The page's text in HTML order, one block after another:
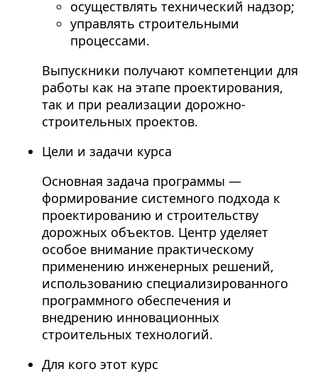
осуществлять технический надзор;
управлять строительными
процессами.
Выпускники получают компетенции для
работы как на этапе проектирования,
так и при реализации дорожно-
строительных проектов.
Цели и задачи курса
Основная задача программы —
формирование системного подхода к
проектированию и строительству
дорожных объектов. Центр уделяет
особое внимание практическому
применению инженерных решений,
использованию специализированного
программного обеспечения и
внедрению инновационных
строительных технологий.
Для кого этот курс